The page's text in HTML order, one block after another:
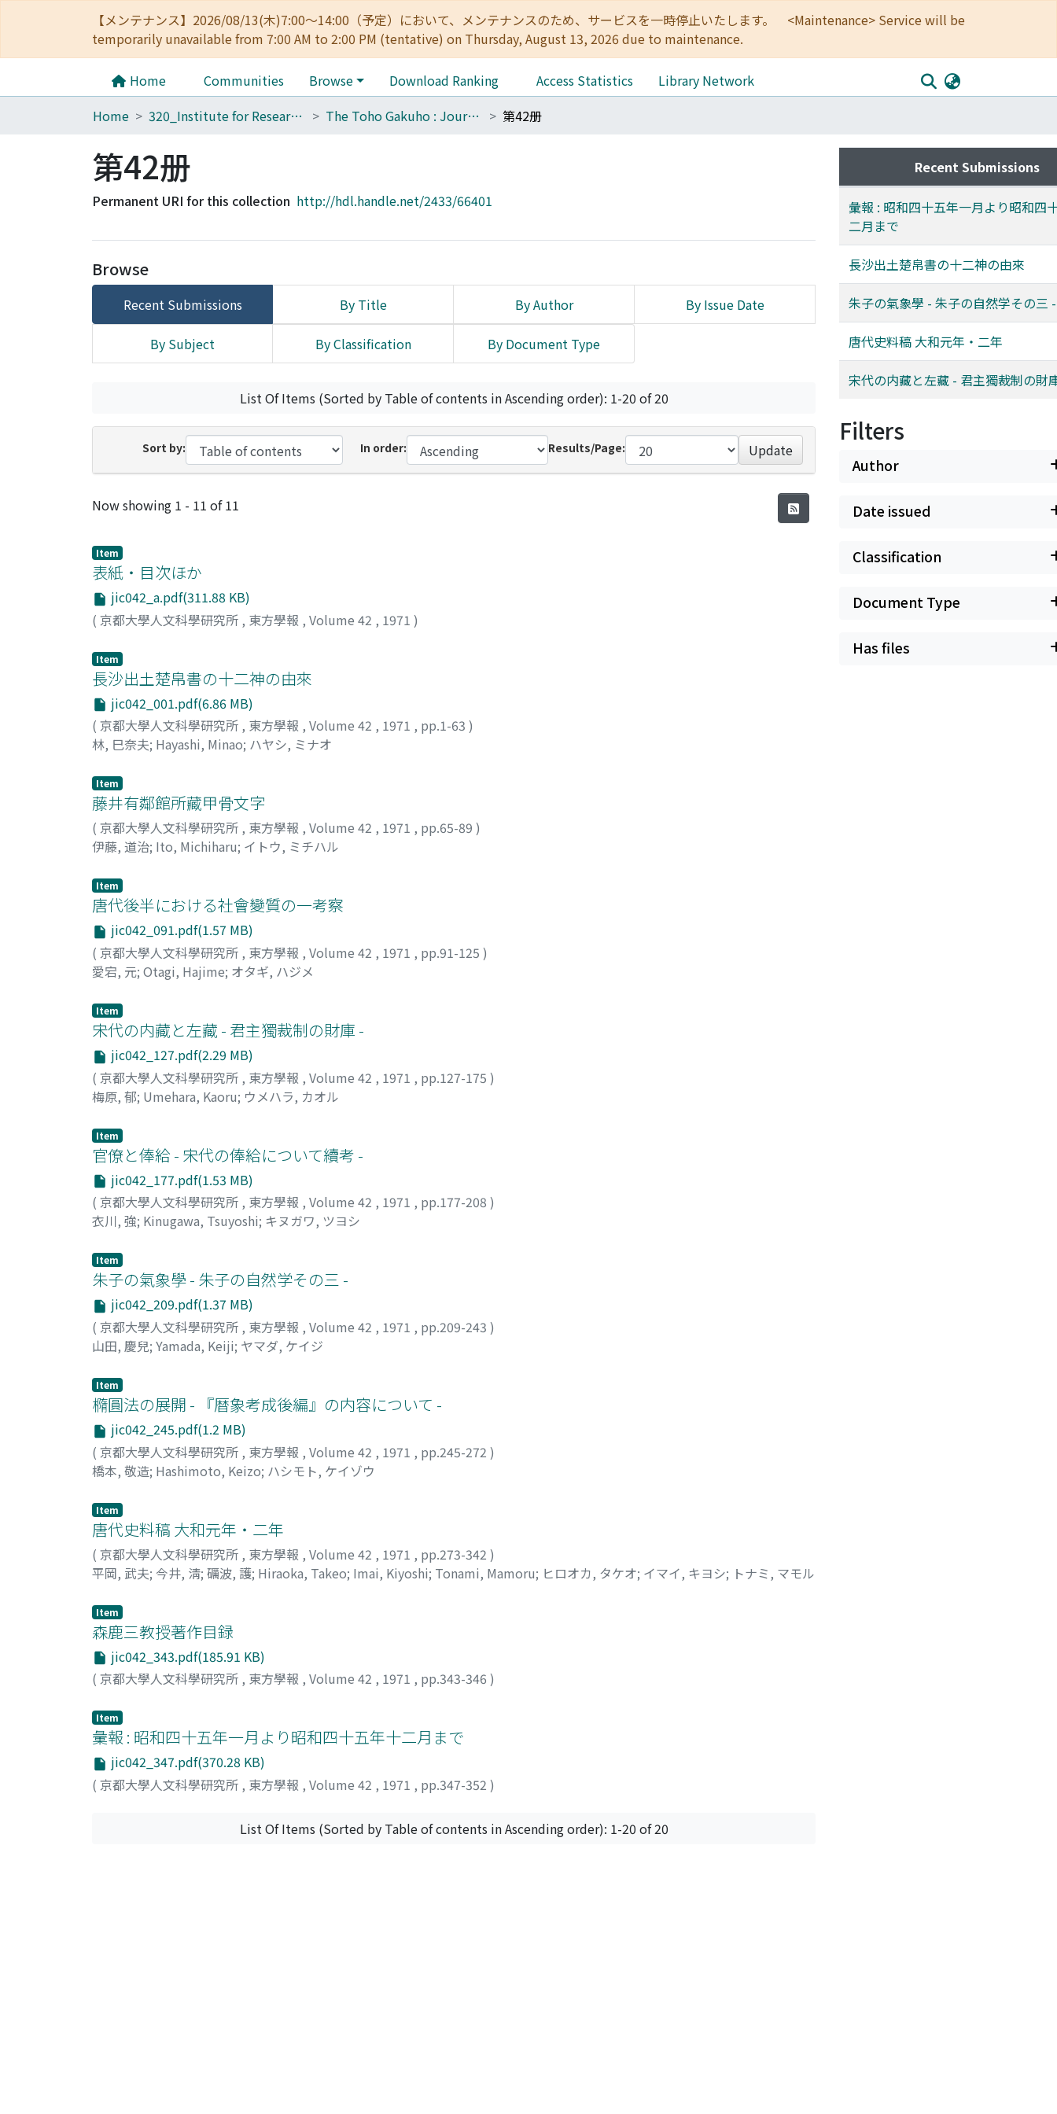
【メンテナンス】2026/08/13(木)7:00～14:00（予定）において、メンテナンスのため、サービスを一時停止いたします。 <Maintenance> Service will be
temporarily unavailable from 7:00 AM to 2:00 PM (tentative) on Thursday, August 13, 2026 due to maintenance.
Home Communities Browse Download Ranking Access Statistics
Library Network
Home
320_Institute for Research in Humanities The Toho Gakuho : Journal of Oriental Studies, Kyoto 第42册
第42册
Permanent URI for this collection http://hdl.handle.net/2433/66401
Browse
Recent Submissions By Title By Author By Issue Date
By Subject By Classification By Document Type
List Of Items (Sorted by Table of contents in Ascending order): 1-20 of 20
Sort by: In order: Results/Page: Update
Recent Submissions
Now showing 1 - 11 of 11
Item
表紙・目次ほか
jic042_a.pdf(311.88 KB)
( 京都大學人文科學研究所 , 東方學報 , Volume 42 , 1971 )
Item
長沙出土楚帛書の十二神の由來
jic042_001.pdf(6.86 MB)
( 京都大學人文科學研究所 , 東方學報 , Volume 42 , 1971 , pp.1-63 )
林, 巳奈夫; Hayashi, Minao; ハヤシ, ミナオ
Item
藤井有鄰館所藏甲骨文字
( 京都大學人文科學研究所 , 東方學報 , Volume 42 , 1971 , pp.65-89 )
伊藤, 道治; Ito, Michiharu; イトウ, ミチハル
Item
唐代後半における社會變質の一考察
jic042_091.pdf(1.57 MB)
( 京都大學人文科學研究所 , 東方學報 , Volume 42 , 1971 , pp.91-125 )
愛宕, 元; Otagi, Hajime; オタギ, ハジメ
Item
宋代の内藏と左藏 - 君主獨裁制の財庫 -
jic042_127.pdf(2.29 MB)
( 京都大學人文科學研究所 , 東方學報 , Volume 42 , 1971 , pp.127-175 )
梅原, 郁; Umehara, Kaoru; ウメハラ, カオル
Item
官僚と俸給 - 宋代の俸給について續考 -
jic042_177.pdf(1.53 MB)
( 京都大學人文科學研究所 , 東方學報 , Volume 42 , 1971 , pp.177-208 )
衣川, 強; Kinugawa, Tsuyoshi; キヌガワ, ツヨシ
Item
朱子の氣象學 - 朱子の自然学その三 -
jic042_209.pdf(1.37 MB)
( 京都大學人文科學研究所 , 東方學報 , Volume 42 , 1971 , pp.209-243 )
山田, 慶兒; Yamada, Keiji; ヤマダ, ケイジ
Item
橢圓法の展開 - 『暦象考成後編』の内容について -
jic042_245.pdf(1.2 MB)
( 京都大學人文科學研究所 , 東方學報 , Volume 42 , 1971 , pp.245-272 )
橋本, 敬造; Hashimoto, Keizo; ハシモト, ケイゾウ
Item
唐代史料稿 大和元年・二年
( 京都大學人文科學研究所 , 東方學報 , Volume 42 , 1971 , pp.273-342 )
平岡, 武夫; 今井, 淸; 礪波, 護; Hiraoka, Takeo; Imai, Kiyoshi; Tonami, Mamoru; ヒロオカ, タケオ; イマイ, キヨシ; トナミ, マモル
Item
森鹿三教授著作目録
jic042_343.pdf(185.91 KB)
( 京都大學人文科學研究所 , 東方學報 , Volume 42 , 1971 , pp.343-346 )
Item
彙報 : 昭和四十五年一月より昭和四十五年十二月まで
jic042_347.pdf(370.28 KB)
( 京都大學人文科學研究所 , 東方學報 , Volume 42 , 1971 , pp.347-352 )
List Of Items (Sorted by Table of contents in Ascending order): 1-20 of 20
Recent Submissions
彙報 : 昭和四十五年一月より昭和四
二月まで
長沙出土楚帛書の十二神の由來
朱子の氣象學 - 朱子の自然学その三 -
唐代史料稿 大和元年・二年
宋代の内藏と左藏 - 君主獨裁制の財
Filters
Author
Date issued
Classification
Document Type
Has files